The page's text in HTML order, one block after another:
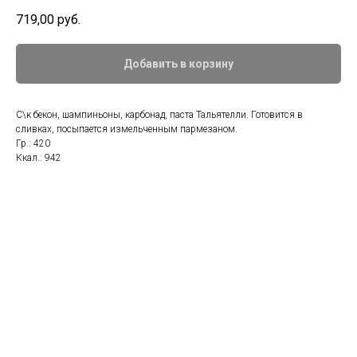
719,00 руб.
Добавить в корзину
С\к бекон, шампиньоны, карбонад, паста Тальятелли. Готовится в
сливках, посыпается измельченным пармезаном.
Гр.: 420
Ккал.: 942